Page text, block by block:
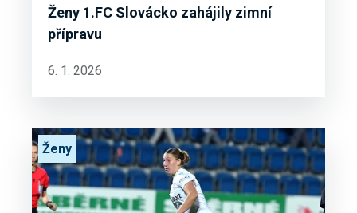
Ženy 1.FC Slovácko zahájily zimní
přípravu
6. 1. 2026
Ženy